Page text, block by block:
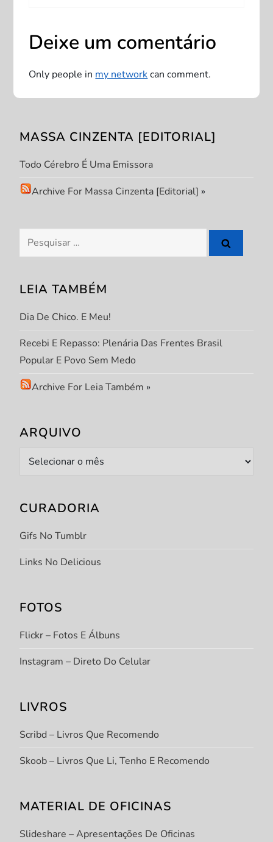
Deixe um comentário
Only people inmy networkcan comment.
MASSA CINZENTA [EDITORIAL]
Todo Cérebro É Uma Emissora
Archive For Massa Cinzenta [Editorial] »
Pesquisar
por:
LEIA TAMBÉM
Dia De Chico. E Meu!
Recebi E Repasso: Plenária Das Frentes Brasil
Popular E Povo Sem Medo
Archive For Leia Também »
ARQUIVO
Arquivo
CURADORIA
Gifs No Tumblr
Links No Delicious
FOTOS
Flickr – Fotos E Álbuns
Instagram – Direto Do Celular
LIVROS
Scribd – Livros Que Recomendo
Skoob – Livros Que Li, Tenho E Recomendo
MATERIAL DE OFICINAS
Slideshare – Apresentações De Oficinas